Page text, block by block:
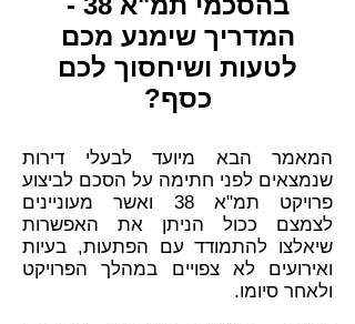
המדריך שימנע מכם
לטעות ושיחסוך לכם
כסף?
המאמר הבא מיועד לבעלי דירות
שנמצאים לפני חתימה על הסכם לביצוע
פרויקט תמ"א 38 ואשר מעוניינים
לצמצם ככול הניתן את האפשרות
שיאלצו להתמודד עם הפתעות, בעיות
ואירועים לא צפויים במהלך הפרויקט
ולאחר סיומו.